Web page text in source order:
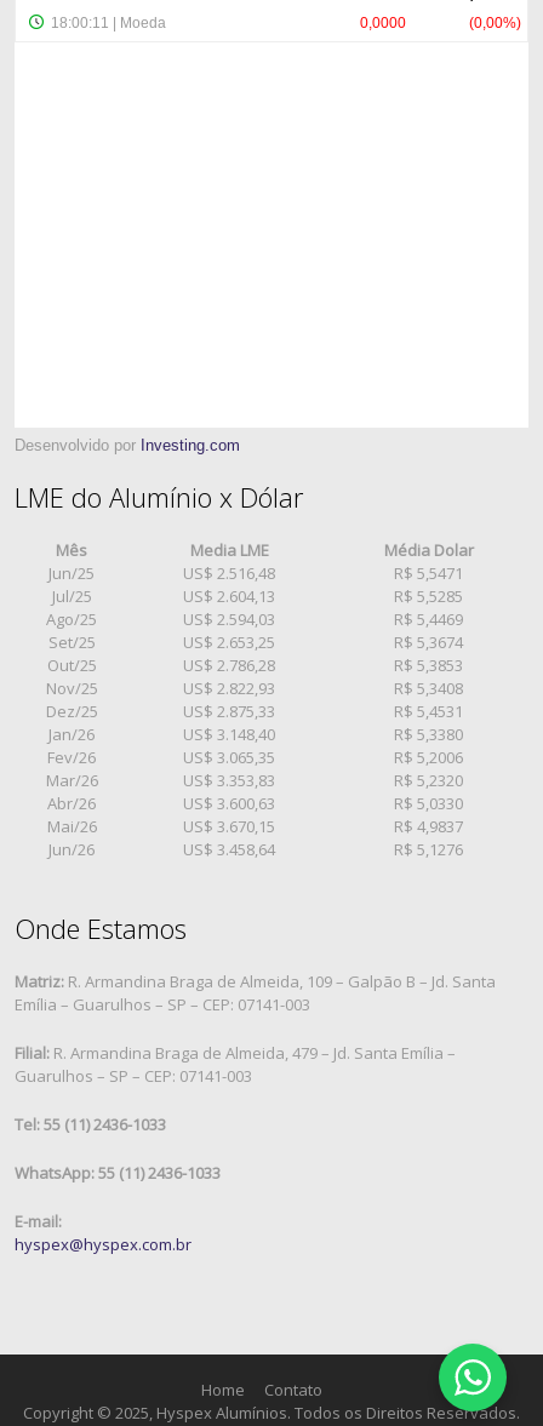
Desenvolvido por Investing.com
LME do Alumínio x Dólar
Mês Media LME
Média Dolar
Jun/25
US$ 2.516,48
R$ 5,5471
Jul/25
US$ 2.604,13
R$ 5,5285
Ago/25
US$ 2.594,03
R$ 5,4469
Set/25
US$ 2.653,25
R$ 5,3674
Out/25
US$ 2.786,28
R$ 5,3853
Nov/25
US$ 2.822,93
R$ 5,3408
Dez/25
US$ 2.875,33
R$ 5,4531
Jan/26
US$ 3.148,40
R$ 5,3380
Fev/26
US$ 3.065,35
R$ 5,2006
Mar/26
US$ 3.353,83
R$ 5,2320
Abr/26
US$ 3.600,63
R$ 5,0330
Mai/26
US$ 3.670,15
R$ 4,9837
Jun/26
US$ 3.458,64 R$ 5,1276
Onde Estamos
Matriz: R. Armandina Braga de Almeida, 109 – Galpão B – Jd. Santa
Emília – Guarulhos – SP – CEP: 07141-003
Filial: R. Armandina Braga de Almeida, 479 – Jd. Santa Emília –
Guarulhos – SP – CEP: 07141-003
Tel: 55 (11) 2436-1033
WhatsApp: 55 (11) 2436-1033
E-mail:
hyspex@hyspex.com.br
Home
Contato
Copyright © 2025, Hyspex Alumínios. Todos os Direitos Reservados.